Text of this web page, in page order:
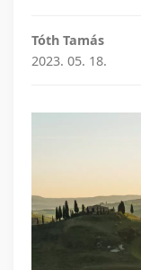
Tóth Tamás
2023. 05. 18.